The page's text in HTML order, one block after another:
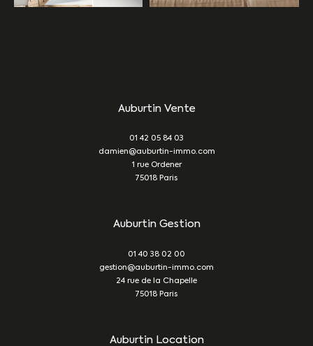
Auburtin Vente
01 42 05 84 03
damien@auburtin-immo.com
1 rue Ordener
75018
Paris
Auburtin Gestion
01 40 38 02 00
gestion@auburtin-immo.com
24 rue de la Chapelle
75018
Paris
Auburtin Location